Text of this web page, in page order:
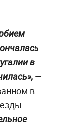
в
—
в
—